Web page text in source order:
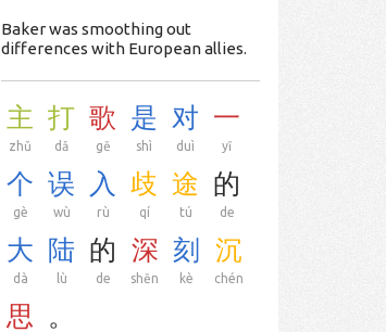
Baker was smoothing out
differences with European allies.
主
zhǔ
打
dǎ
歌
gē
是
shì
对
duì
一
yī
个
gè
误
wù
入
rù
歧
qí
途
tú
的
de
大
dà
陆
lù
的
de
深
shēn
刻
kè
沉
chén
思 。